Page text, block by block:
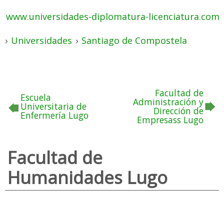
www.universidades-diplomatura-licenciatura.com
› Universidades › Santiago de Compostela
Escuela
Universitaria de
Enfermería Lugo
Facultad de
Administración y
Dirección de
Empresass Lugo
Facultad de
Humanidades Lugo